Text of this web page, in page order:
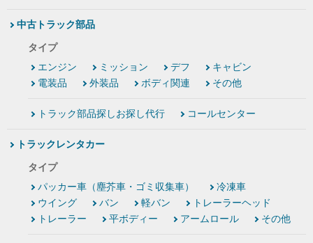
中古トラック部品
タイプ
エンジン
ミッション デフ
キャビン
電装品
外装品 ボディ関連 その他
トラック部品探しお探し代行 コールセンター
トラックレンタカー
タイプ
パッカー車（塵芥車・ゴミ収集車）
冷凍車
ウイング
バン 軽バン
トレーラーヘッド
トレーラー
平ボディー アームロール その他